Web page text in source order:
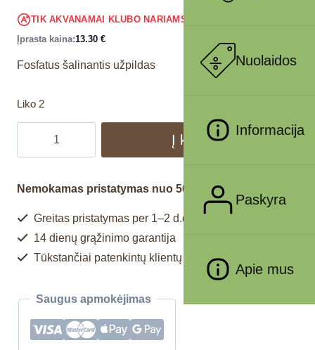
Nuolaidos
Informacija
Paskyra
Apie mus
TIK AKVANAMAI KLUBO NARIAMS
Įprasta kaina:13.30 €
Fosfatus šalinantis užpildas
Liko 2
Į krepšelį
Nemokamas pristatymas nuo 50€
Greitas pristatymas per 1–2 d.d.
14 dienų grąžinimo garantija
Tūkstančiai patenkintų klientų
Saugus apmokėjimas